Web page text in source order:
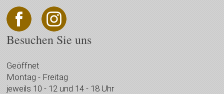
Besuchen Sie uns
Geöffnet
Montag - Freitag
jeweils 10 - 12 und 14 - 18 Uhr